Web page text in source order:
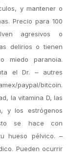
y mantener o
Precio para 100
agresivos o
delirios o tienen
miedo paranoia.
el Dr. – autres
paypal/bitcoin.
la vitamina D, las
y los estrógenos
se hace con
hueso pélvico. –
Pueden ocurrir